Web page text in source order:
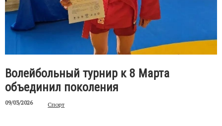
Волейбольный турнир к 8 Марта
объединил поколения
09/03/2026 Спорт